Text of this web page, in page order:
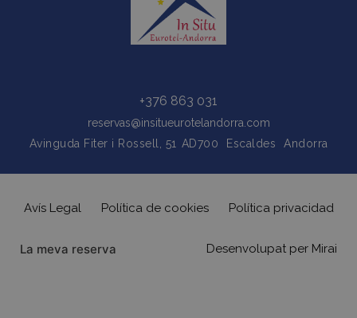
+376 863 031
reservas@insitueurotelandorra.com
Avinguda Fiter i Rossell, 51 AD700 Escaldes Andorra
Avís Legal Política de cookies Política privacidad
La meva reserva Desenvolupat per Mirai